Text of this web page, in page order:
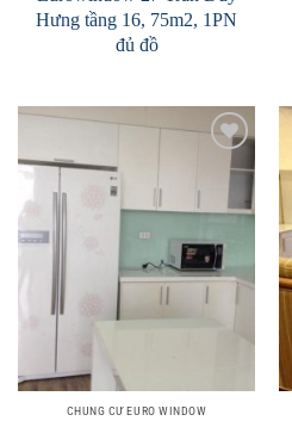
Hưng tầng 16, 75m2, 1PN
đủ đồ
Add to
CHUNG CƯ EURO WINDOW